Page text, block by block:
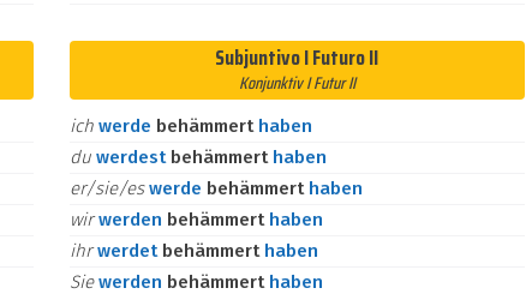
Subjuntivo I Futuro II
Konjunktiv I Futur II
ich werde behämmert haben
du werdest behämmert haben
er/sie/eswerde behämmert haben
wirwerden behämmert haben
ihrwerdet behämmert haben
Siewerden behämmert haben